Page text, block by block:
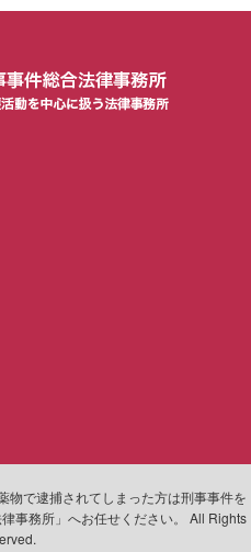
で逮捕されてしまった方は刑事事件を
事務所」へお任せください。 All Rights